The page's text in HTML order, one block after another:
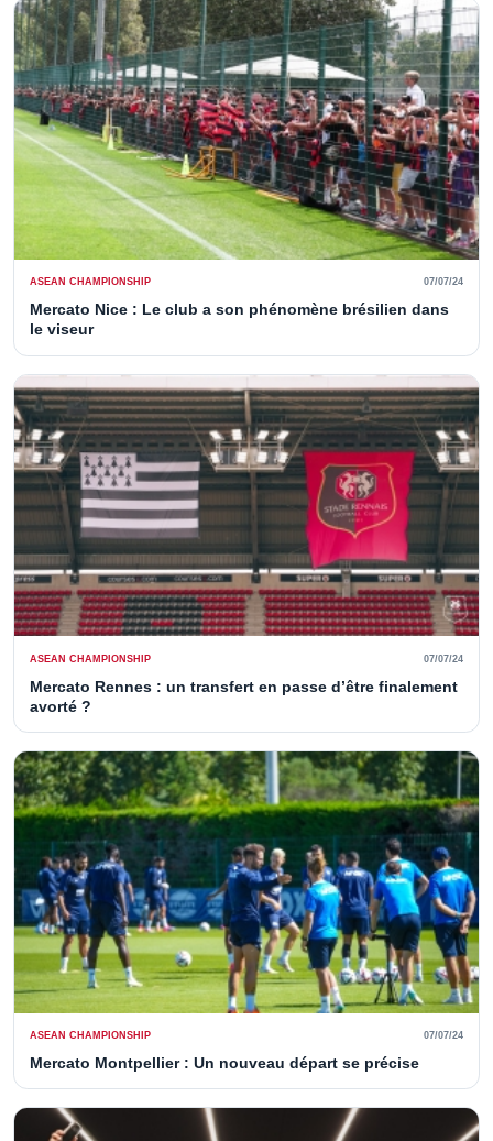
ASEAN CHAMPIONSHIP 07/07/24
Mercato Nice : Le club a son phénomène brésilien dans
le viseur
ASEAN CHAMPIONSHIP 07/07/24
Mercato Rennes : un transfert en passe d’être finalement
avorté ?
ASEAN CHAMPIONSHIP 07/07/24
Mercato Montpellier : Un nouveau départ se précise